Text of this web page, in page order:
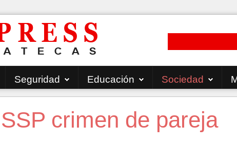
Seguridad Educación Sociedad
crimen de pareja